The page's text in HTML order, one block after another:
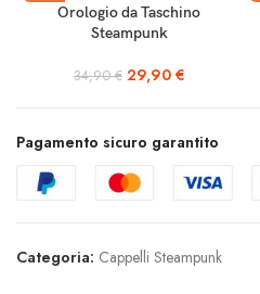
Orologio da Taschino
Steampunk
34,90€ 29,90 €
Pagamento sicuro garantito
Categoria: Cappelli Steampunk